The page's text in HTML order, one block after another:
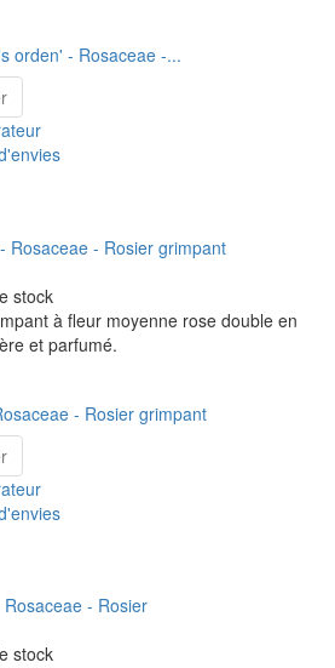
orden' - Rosaceae -...
stock
à fleur moyenne rose double en
et parfumé.
- Rosier grimpant
stock